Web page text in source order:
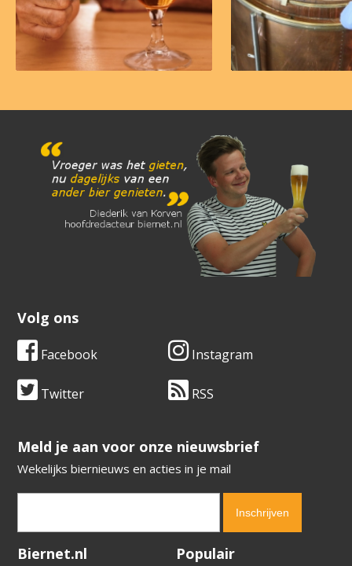
Volg ons
Facebook Instagram
Twitter RSS
​​​​​​​Meld je aan voor onze nieuwsbrief
Wekelijks biernieuws en acties in je mail
Verification code:
Biernet.nl Populair